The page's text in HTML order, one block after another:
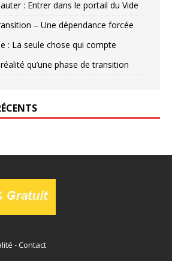
: Entrer dans le portail du Vide
– Une dépendance forcée
: La seule chose qui compte
qu’une phase de transition
-Contact